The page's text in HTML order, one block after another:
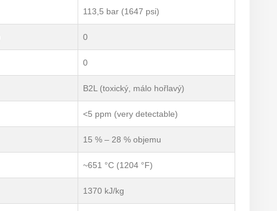
113,5 bar (1647 psi)
0
0
B2L ​​(toxický, málo hořlavý)
<5 ppm (very detectable)
15 % – 28 % objemu
~651 °C (1204 °F)
1370 kJ/kg